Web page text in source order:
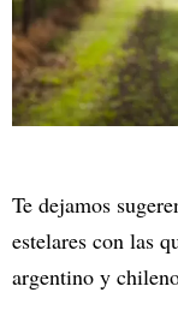
Te dejamos
estelares con las
argentino y